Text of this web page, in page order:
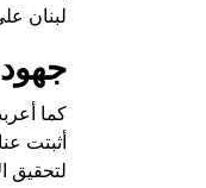
لبنان
كما
أثبتت
لتحقيق